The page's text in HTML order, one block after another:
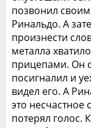
позвонил
Ринальдо. А
произнести
металла
прицепами. Он
посигналил и
видел его. А
это несчастное
потерял голос.